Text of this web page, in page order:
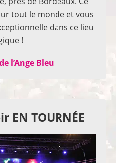
tout le monde et vous
dans ce lieu
!
l’Ange Bleu
EN TOURNÉE